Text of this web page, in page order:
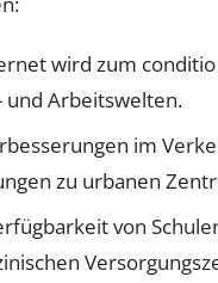
wird zum
und Arbeitswelten.
im
zu urbanen
von